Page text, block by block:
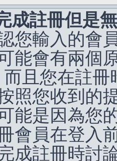
成註冊但是
您輸入的會
能會有兩個
而且您在註
照您收到的
能是因為您
會員在登入
成註冊時討